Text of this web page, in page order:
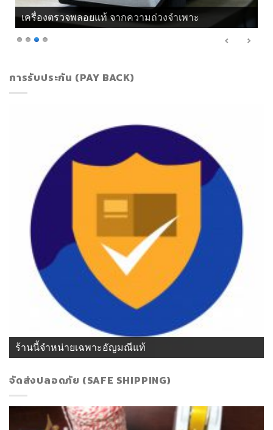
เครื่องตรวจพลอยแท้ จากแสงโพลาไรซ์
การรับประกัน (PAY BACK)
ร้านนี้จำหน่ายเฉพาะอัญมณีแท้
จัดส่งปลอดภัย (SAFE SHIPPING)